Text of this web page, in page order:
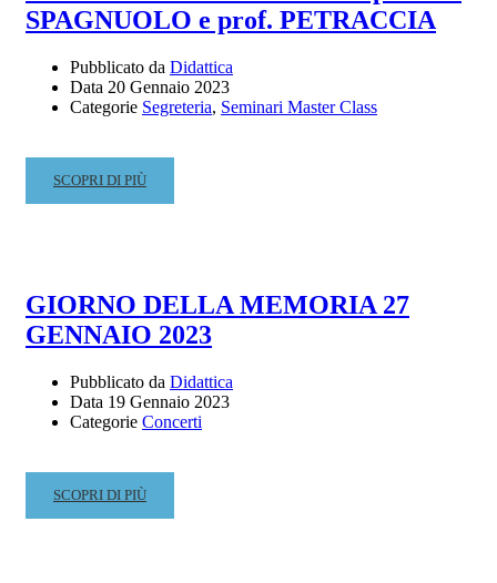
VIOLINO
SPAGNUOLO e prof. PETRACCIA
Pubblicato da Didattica
Data 20 Gennaio 2023
Categorie Segreteria, Seminari Master Class
READ
MORE
PROF.SSA
SPAGNUOLO
PROF.
PETRACCIA
SCOPRI DI PIÙ
GIORNO DELLA MEMORIA 27
GENNAIO 2023
Pubblicato da Didattica
Data 19 Gennaio 2023
Categorie Concerti
READ
MORE
SCOPRI DI PIÙ